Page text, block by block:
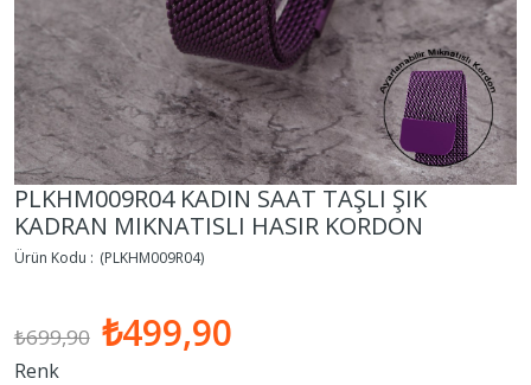
PLKHM009R04 KADIN SAAT TAŞLI ŞIK
KADRAN MIKNATISLI HASIR KORDON
(PLKHM009R04)
₺699,90 ₺499,90
Renk